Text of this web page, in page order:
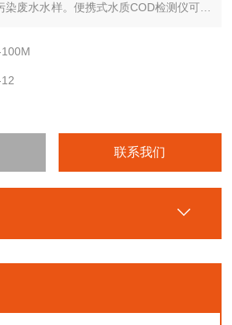
废水水样。便携式水质COD检测仪可广
、电力、钢铁、农业、市政工程等行业。
联系我们